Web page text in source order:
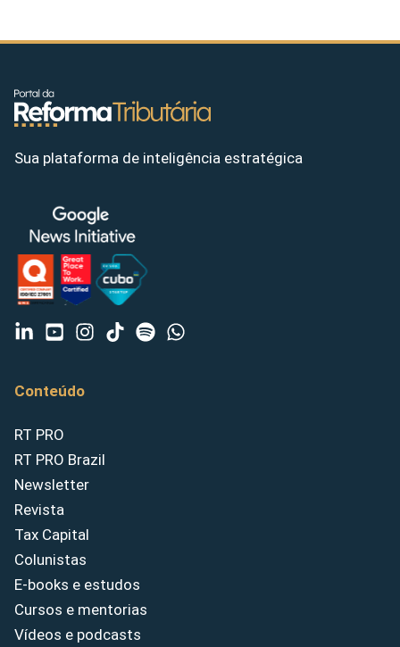
Sua plataforma de inteligência estratégica
Conteúdo
RT PRO
RT PRO Brazil
Newsletter
Revista
Tax Capital
Colunistas
E-books e estudos
Cursos e mentorias
Vídeos e podcasts